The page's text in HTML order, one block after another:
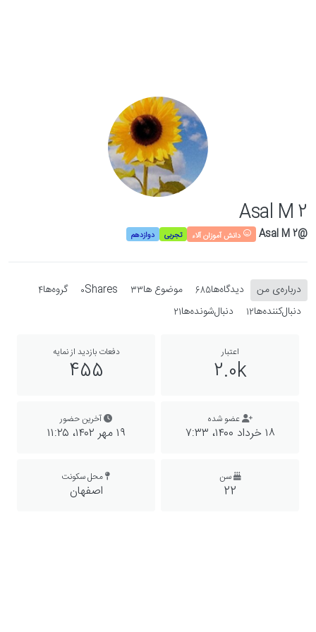
Asal M 2
@Asal M 2 دانش آموزان آلاء تجربی دوازدهم
درباره‌‌ی من دیدگاه‌ها685 موضوع ها33
Shares
0 گروه‌ها4
دنبال‌کننده‌ها12 دنبال‌شونده‌ها21
اعتبار
2.0k
دفعات بازدید از نمایه
455
عضو شده
۱۸ خرداد ۱۴۰۰،‏ ۷:۳۳
آخرین حضور
۱۹ مهر ۱۴۰۲،‏ ۱۱:۲۵
سن
22
محل سکونت
اصفهان